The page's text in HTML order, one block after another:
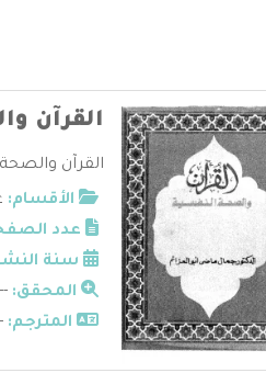
القرآن
القرآن
الأقسام:
عدد
سنة
المحقق:
المترجم: